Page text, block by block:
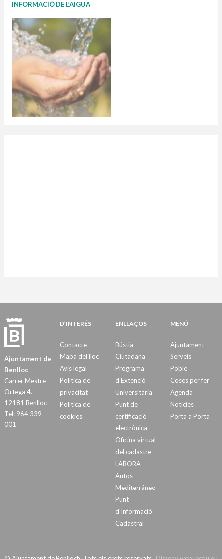
INFORMACIÓ DE L’AIGUA
Ajuntament de
Benlloc
Carrer Mestre
Ortega 4.
12181 Benlloc
Tel: 964 339
001
D’INTERÉS
Contacte
Mapa del lloc
Avís legal
Política de
privacitat
Política de
cookies
ENLLAÇOS
Bústia
Ciutadana
Programa
d’Extenció
Universitària
Punt de
certificació
electrònica
Oficina virtual
del cadastre
LABORA
Autos
Mediterráneo
Punt
d’Informació
Cadastral
MENÚ
Ajuntament
Serveis
Poble
Coses per fer
Agenda
Notícies
Porta a Porta